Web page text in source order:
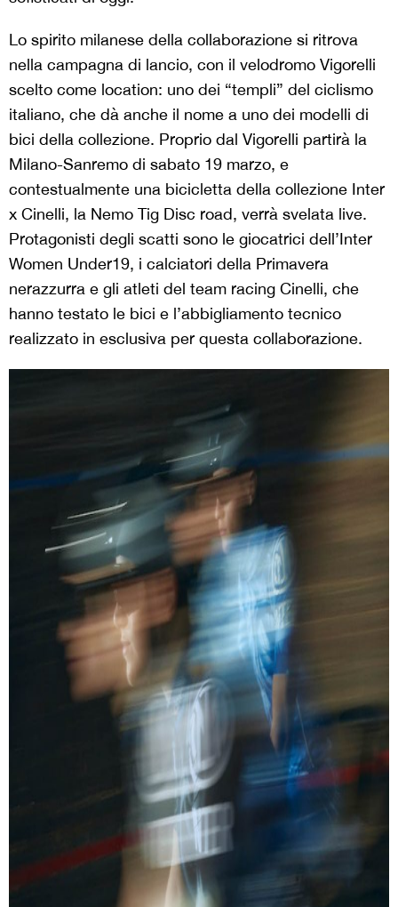
Lo spirito milanese della collaborazione si ritrova
nella campagna di lancio, con il velodromo Vigorelli
scelto come location: uno dei “templi” del ciclismo
italiano, che dà anche il nome a uno dei modelli di
bici della collezione. Proprio dal Vigorelli partirà la
Milano-Sanremo di sabato 19 marzo, e
contestualmente una bicicletta della collezione Inter
x Cinelli, la Nemo Tig Disc road, verrà svelata live.
Protagonisti degli scatti sono le giocatrici dell’Inter
Women Under19, i calciatori della Primavera
nerazzurra e gli atleti del team racing Cinelli, che
hanno testato le bici e l’abbigliamento tecnico
realizzato in esclusiva per questa collaborazione.